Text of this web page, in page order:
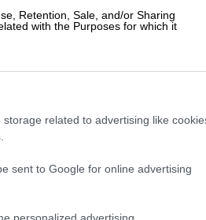
Retention, Sale, and/or Sharing
with the Purposes for which it
related to advertising like
sent to Google for online advertising
personalized advertising.